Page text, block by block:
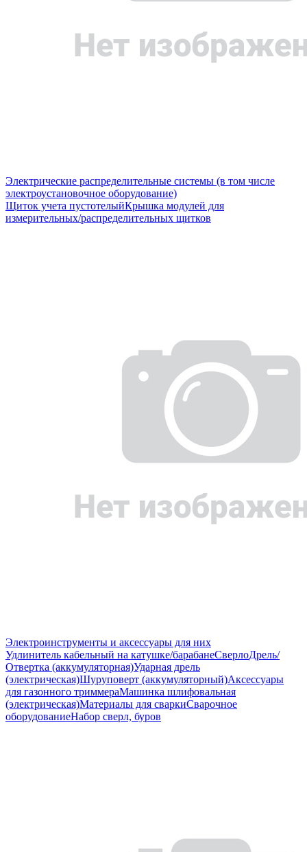
Электрические распределительные системы (в том числе
электроустановочное оборудование)
Щиток учета пустотелыйКрышка модулей для
измерительных/распределительных щитков
Электроинструменты и аксессуары для них
Удлинитель кабельный на катушке/барабанеСверлоДрель/
Отвертка (аккумуляторная)Ударная дрель
(электрическая)Шуруповерт (аккумуляторный)Аксессуары
для газонного триммераМашинка шлифовальная
(электрическая)Материалы для сваркиСварочное
оборудованиеНабор сверл, буров